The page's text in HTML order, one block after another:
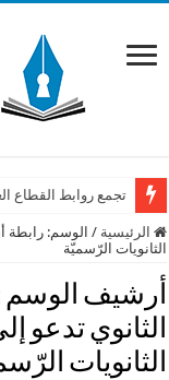
تجمع روابط القطاع
الرئيسية / الوسم:رابطة
الثانويات الرّسميّة
أرشيف الوسم
الثانوي تدعو
الثانويات